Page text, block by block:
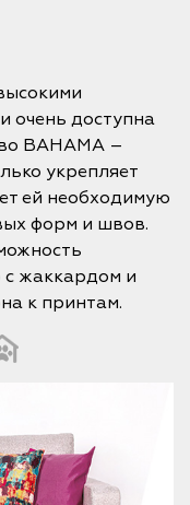
очень доступна
BAHAMA –
укрепляет
ей необходимую
форм и швов.
с жаккардом и
к принтам.